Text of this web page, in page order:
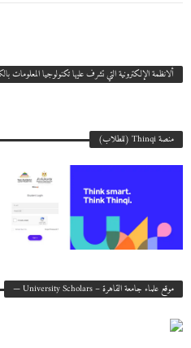
ألانظمة الإلكترونية التي تشرف عليها تكنولوجيا المعلومات
منصة Thinqi (للطلاب)
موقع علماء جامعة القاهرة – University Scholars —